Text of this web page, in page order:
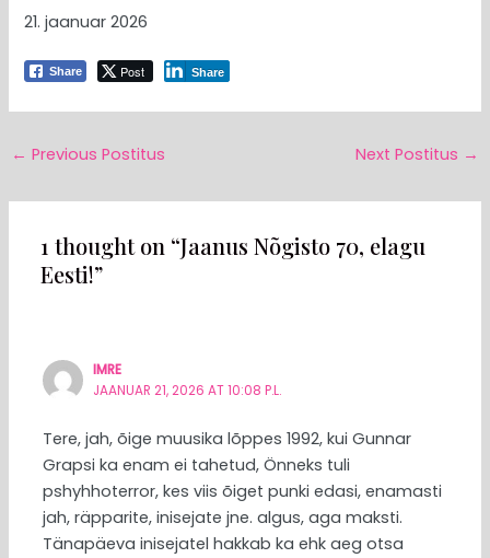
21. jaanuar 2026
Share Post Share
← Previous Postitus Next Postitus →
1 thought on “Jaanus Nõgisto 70, elagu
Eesti!”
IMRE
JAANUAR 21, 2026 AT 10:08 P.L.
Tere, jah, õige muusika lõppes 1992, kui Gunnar
Grapsi ka enam ei tahetud, Önneks tuli
pshyhhoterror, kes viis õiget punki edasi, enamasti
jah, räpparite, inisejate jne. algus, aga maksti.
Tänapäeva inisejatel hakkab ka ehk aeg otsa